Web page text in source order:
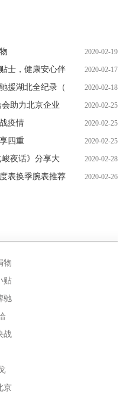
2020-02-19
士，健康安心伴 2020-02-17
援湖北全纪录（ 2020-02-18
助力北京企业 2020-02-25
疫情 2020-02-25
四重 2020-02-25
夜话》分享大 2020-02-28
表换季腕表推荐 2020-02-26
物
贴
驰
战
京